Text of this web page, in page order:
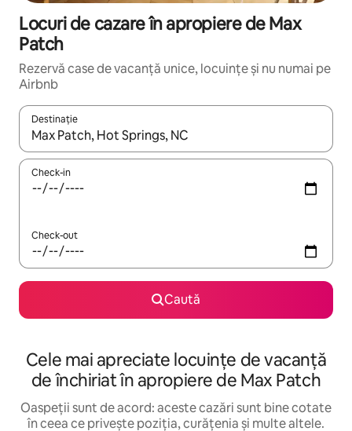
Locuri de cazare în apropiere de Max
Patch
Rezervă case de vacanță unice, locuințe și nu numai pe
Airbnb
Destinație
Când se încarcă rezultatele, navighează folosind tastele
Check-in
Check-out
Caută
Cele mai apreciate locuințe de vacanță
de închiriat în apropiere de Max Patch
Oaspeții sunt de acord: aceste cazări sunt bine cotate
în ceea ce privește poziția, curățenia și multe altele.